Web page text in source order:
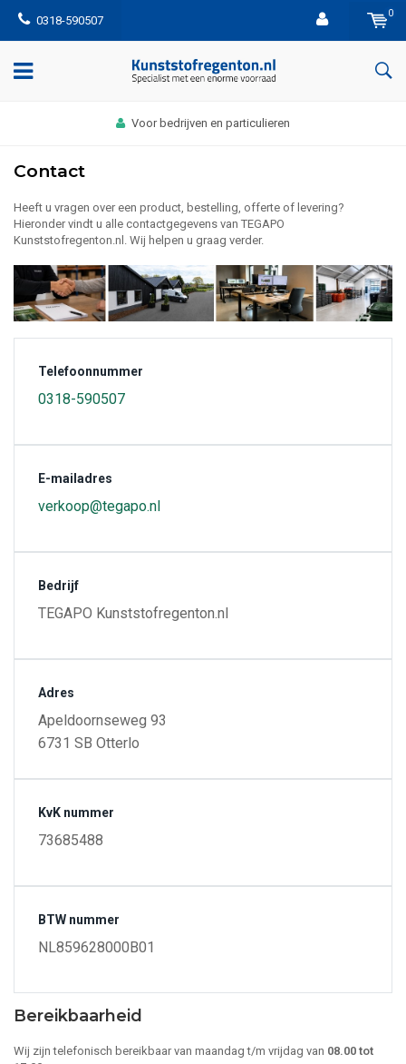
0318-590507
0
Voor bedrijven en particulieren
Contact
Heeft u vragen over een product, bestelling, offerte of levering?
Hieronder vindt u alle contactgegevens van TEGAPO
Kunststofregenton.nl. Wij helpen u graag verder.
Telefoonnummer
0318-590507
E-mailadres
verkoop@tegapo.nl
Bedrijf
TEGAPO Kunststofregenton.nl
Adres
Apeldoornseweg 93
6731 SB Otterlo
KvK nummer
73685488
BTW nummer
NL859628000B01
Bereikbaarheid
Wij zijn telefonisch bereikbaar van maandag t/m vrijdag van 08.00 tot